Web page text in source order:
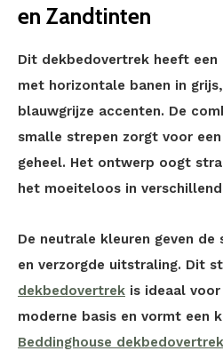
en Zandtinten
Dit dekbedovertrek heeft een
met horizontale banen in
blauwgrijze accenten. De
smalle strepen zorgt voor
geheel. Het ontwerp oogt
het moeiteloos in
De neutrale kleuren geven de
en verzorgde uitstraling. Dit
dekbedovertrek is ideaal
moderne basis en vormt een
Beddinghouse dekbedovertrek